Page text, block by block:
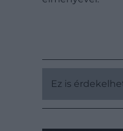
Ez is